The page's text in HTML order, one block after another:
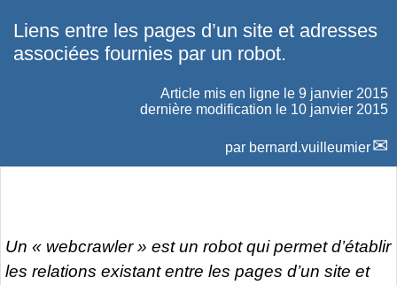
Liens entre les pages d’un site et adresses
associées fournies par un robot.
Article mis en ligne le 9 janvier 2015
dernière modification le 10 janvier 2015
par bernard.vuilleumier
Un « webcrawler » est un robot qui permet d’établir
les relations existant entre les pages d’un site et